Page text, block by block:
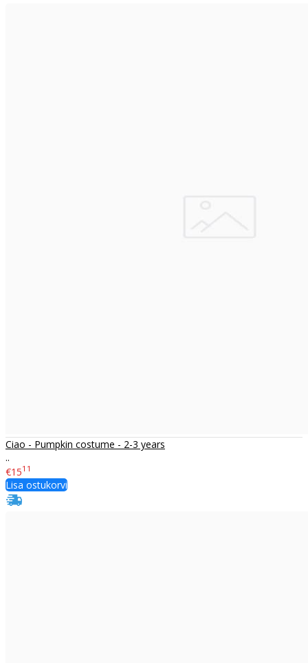
Ciao - Pumpkin costume - 2-3 years
..
€1511
Lisa ostukorvi